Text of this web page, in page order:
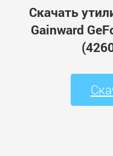
Скачать
Gainward